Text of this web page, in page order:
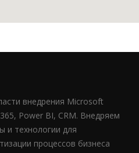
внедрения Microsoft
Power BI, CRM. Внедряем
и технологии для
процессов бизнеса